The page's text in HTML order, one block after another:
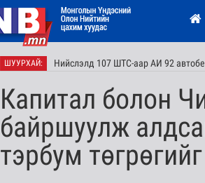
ШУУРХАЙ: Нийслэлд 107 ШТС-аар АИ 92
Капитал болон
байршуулж
тэрбум